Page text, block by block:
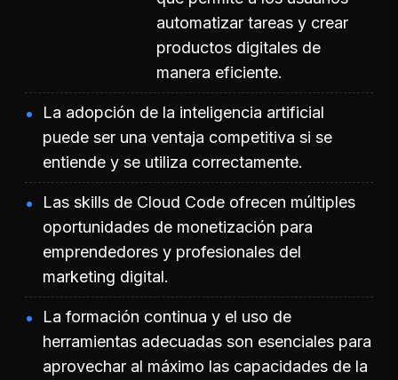
automatizar tareas y crear
productos digitales de
manera eficiente.
La adopción de la inteligencia artificial
puede ser una ventaja competitiva si se
entiende y se utiliza correctamente.
Las skills de Cloud Code ofrecen múltiples
oportunidades de monetización para
emprendedores y profesionales del
marketing digital.
La formación continua y el uso de
herramientas adecuadas son esenciales para
aprovechar al máximo las capacidades de la